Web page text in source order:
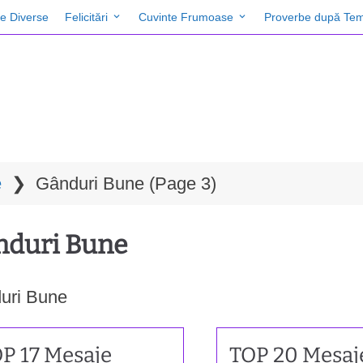
Diverse Felicitări Cuvinte Frumoase Proverbe după
❯ Gânduri Bune (Page 3)
Bune
Bune
17 Mesaje
TOP 20